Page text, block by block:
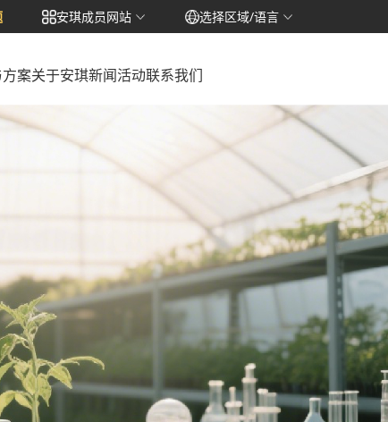
安琪成员网站 选择区域/语言
案关于安琪新闻活动联系我们
Português
Bahasa Indonesia
Русский